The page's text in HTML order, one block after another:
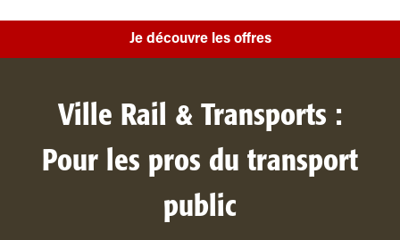
Je découvre les offres
Ville Rail & Transports :
Pour les pros du transport
public